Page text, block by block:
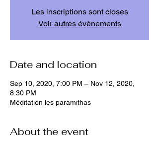
Les inscriptions sont closes
Voir autres événements
Date and location
Sep 10, 2020, 7:00 PM – Nov 12, 2020,
8:30 PM
Méditation les paramithas
About the event